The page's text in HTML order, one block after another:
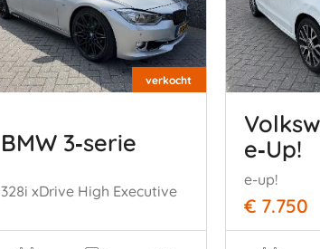
verkocht
BMW 3‑serie
328i xDrive High Executive
e‑Up!
e-up!
€ 7.750